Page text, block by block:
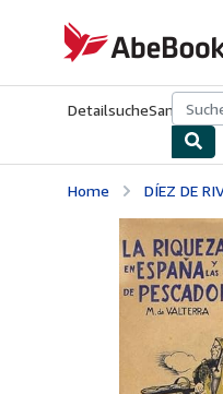
AbeBooks.de
Detailsuche
Home DÍEZ DE